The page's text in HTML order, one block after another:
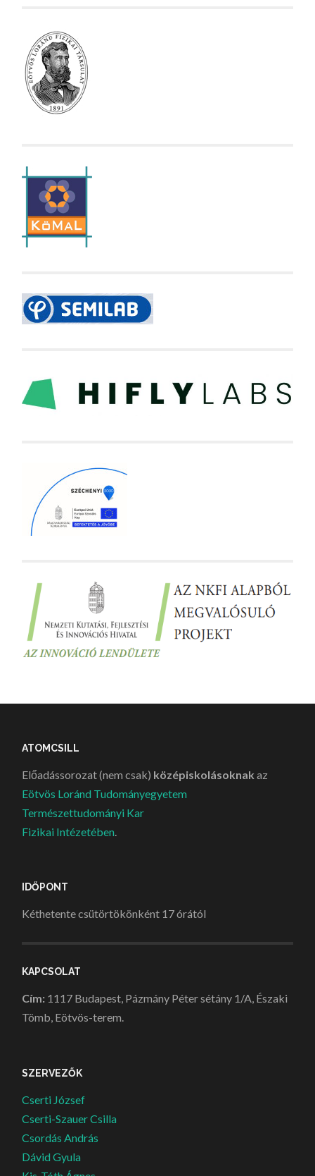
ATOMCSILL
Előadássorozat (nem csak) középiskolásoknak az
Eötvös Loránd Tudományegyetem
Természettudományi Kar
Fizikai Intézetében.
IDŐPONT
Kéthetente csütörtökönként 17 órától
KAPCSOLAT
Cím: 1117 Budapest, Pázmány Péter sétány 1/A, Északi
Tömb, Eötvös-terem.
SZERVEZŐK
Cserti József
Cserti-Szauer Csilla
Csordás András
Dávid Gyula